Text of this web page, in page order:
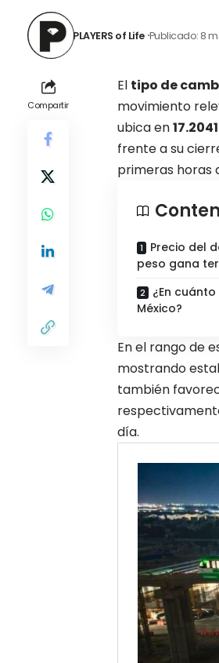
PLAYERS of Life Publicado: 8
Compartir
El tipo de
movimiento
ubica en
frente a su
primeras horas
Precio del
peso gana
¿En
México?
En el rango de
mostrando
también
día.